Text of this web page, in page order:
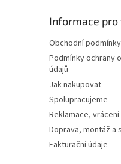
Informace pro
Obchodní podmínky
Podmínky ochrany
údajů
Jak nakupovat
Spolupracujeme
Reklamace,
Doprava, montáž a
Fakturační údaje